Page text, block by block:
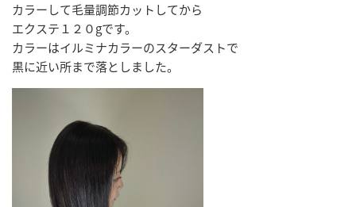
カラーして毛量調節カットしてから
エクステ１２０gです。
カラーはイルミナカラーのスターダストで
黒に近い所まで落としました。